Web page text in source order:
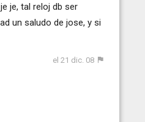
je, tal reloj db ser
un saludo de jose, y si
el 21 dic. 08